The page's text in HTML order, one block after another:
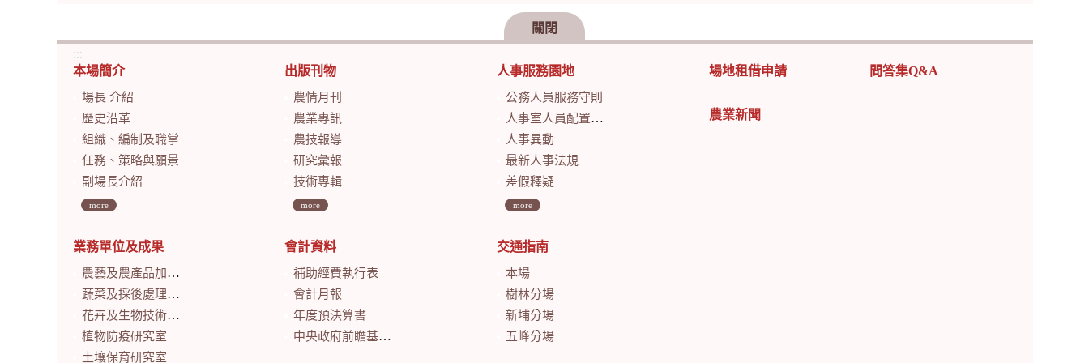
關閉
:::
本場簡介
場長 介紹
歷史沿革
組織、編制及職掌
任務、策略與願景
副場長介紹
more
業務單位及成果
農藝及農產品加工研究室
蔬菜及採後處理研究室
花卉及生物技術研究室
植物防疫研究室
土壤保育研究室
出版刊物
農情月刊
農業專訊
農技報導
研究彙報
技術專輯
more
會計資料
補助經費執行表
會計月報
年度預決算書
中央政府前瞻基礎建設計畫特別預算會計月報
人事服務園地
公務人員服務守則
人事室人員配置及業務職掌
人事異動
最新人事法規
差假釋疑
more
交通指南
本場
樹林分場
新埔分場
五峰分場
場地租借申請
農業新聞
問答集Q&A